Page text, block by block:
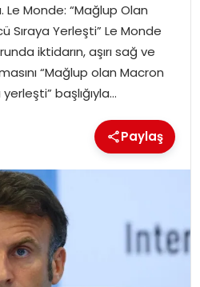
Le Monde: “Mağlup Olan
Sıraya Yerleşti” Le Monde
iktidarın, aşırı sağ ve
“Mağlup olan Macron
başlığıyla…
Paylaş